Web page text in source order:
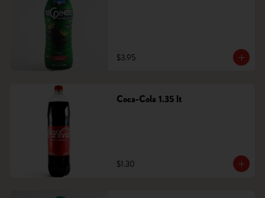
$3.95
Coca-Cola 1.35 lt
$1.30